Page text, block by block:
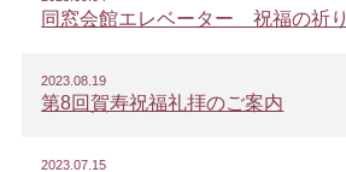
同窓会館エレベーター 祝福の祈り
2023.08.19
第8回賀寿祝福礼拝のご案内
2023.07.15